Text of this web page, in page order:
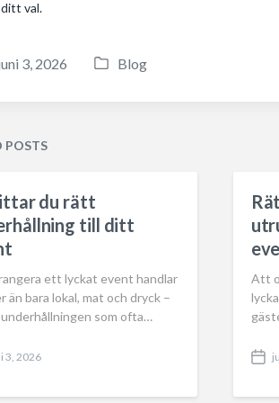
val.
3, 2026
P
i
Blog
POSTS
du rätt
till ditt
ett lyckat event handlar
än bara lokal, mat och dryck –
som ofta…
3, 2026
Att
P
s